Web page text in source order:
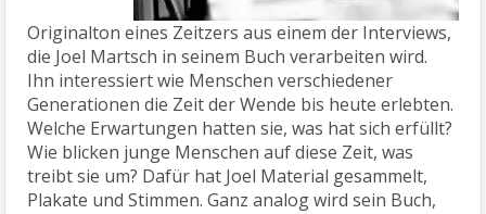
Originalton eines Zeitzers aus einem der Interviews,
die Joel Martsch in seinem Buch verarbeiten wird.
Ihn interessiert wie Menschen verschiedener
Generationen die Zeit der Wende bis heute erlebten.
Welche Erwartungen hatten sie, was hat sich erfüllt?
Wie blicken junge Menschen auf diese Zeit, was
treibt sie um? Dafür hat Joel Material gesammelt,
Plakate und Stimmen. Ganz analog wird sein Buch,